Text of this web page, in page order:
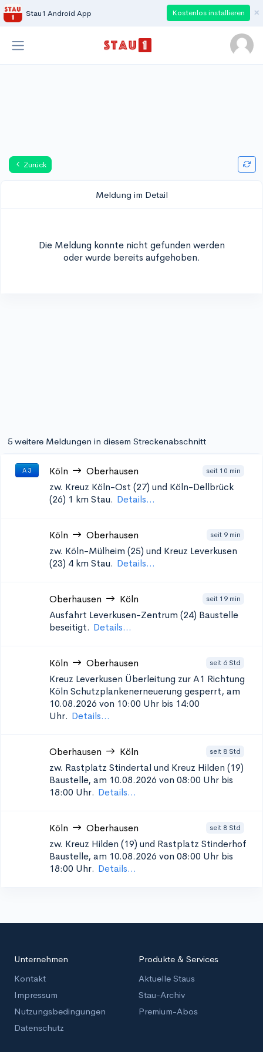
Stau1 Android App Kostenlos installieren ×
Zurück
Meldung im Detail
Die Meldung konnte nicht gefunden werden
oder wurde bereits aufgehoben.
5 weitere Meldungen in diesem Streckenabschnitt
A 3 Köln Oberhausen seit 10 min
zw. Kreuz Köln-Ost (27) und Köln-Dellbrück
(26) 1 km Stau. Details...
Köln Oberhausen seit 9 min
zw. Köln-Mülheim (25) und Kreuz Leverkusen
(23) 4 km Stau. Details...
Oberhausen Köln seit 19 min
Ausfahrt Leverkusen-Zentrum (24) Baustelle
beseitigt. Details...
Köln Oberhausen seit 6 Std
Kreuz Leverkusen Überleitung zur A1 Richtung
Köln Schutzplankenerneuerung gesperrt, am
10.08.2026 von 10:00 Uhr bis 14:00
Uhr. Details...
Oberhausen Köln seit 8 Std
zw. Rastplatz Stindertal und Kreuz Hilden (19)
Baustelle, am 10.08.2026 von 08:00 Uhr bis
18:00 Uhr. Details...
Köln Oberhausen seit 8 Std
zw. Kreuz Hilden (19) und Rastplatz Stinderhof
Baustelle, am 10.08.2026 von 08:00 Uhr bis
18:00 Uhr. Details...
Unternehmen
Kontakt
Impressum
Nutzungsbedingungen
Datenschutz
Produkte & Services
Aktuelle Staus
Stau-Archiv
Premium-Abos